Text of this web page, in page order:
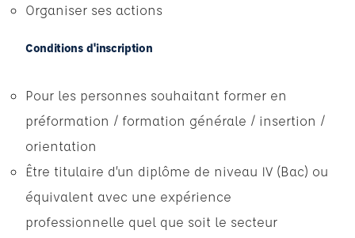
Organiser ses actions
Conditions d'inscription
Pour les personnes souhaitant former en
préformation / formation générale / insertion /
orientation
Être titulaire d’un diplôme de niveau IV (Bac) ou
équivalent avec une expérience
professionnelle quel que soit le secteur